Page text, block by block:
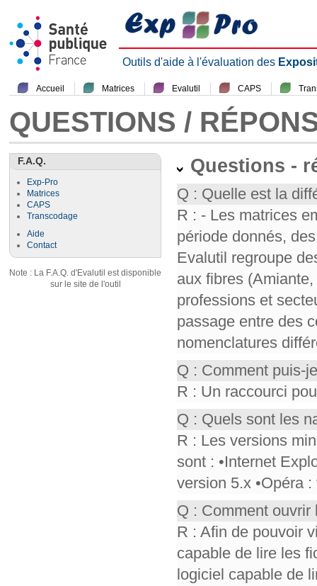
Outils d'aide à l'évaluation des
Accueil Matrices Evalutil CAPS
QUESTIONS /
F.A.Q.
Exp-Pro
Matrices
CAPS
Transcodage
Aide
Contact
Note : La F.A.Q. d'Evalutil est disponible
sur le site de l'outil
Questions -
Q : Quelle est la
R : - Les matrices
période donnés,
Evalutil regroupe
aux fibres
professions et
passage entre des
nomenclatures
Q : Comment puis-
R : Un raccourci
Q : Quels sont les
R : Les versions
sont : •Internet
version 5.x •Opéra
Q : Comment
R : Afin de pouvoir
capable de lire les
logiciel capable de